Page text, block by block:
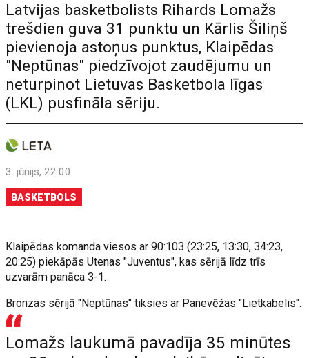
Latvijas basketbolists Rihards Lomažs
trešdien guva 31 punktu un Kārlis Šiliņš
pievienoja astoņus punktus, Klaipēdas
"Neptūnas" piedzīvojot zaudējumu un
neturpinot Lietuvas Basketbola līgas
(LKL) pusfināla sēriju.
3. jūnijs, 22:00
BASKETBOLS
Klaipēdas komanda viesos ar 90:103 (23:25, 13:30, 34:23,
20:25) piekāpās Utenas "Juventus", kas sērijā līdz trīs
uzvarām panāca 3-1.
Bronzas sērijā "Neptūnas" tiksies ar Panevēžas "Lietkabelis".
Lomažs laukumā pavadīja 35 minūtes